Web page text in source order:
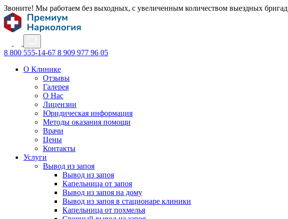
Звоните! Мы работаем без выходных, с увеличенным количеством выездных бригад
8 800 555-14-67 8 909 977 96 05
О Клинике
Отзывы
Галерея
О Нас
Лицензии
Юридическая информация
Методы оказания помощи
Врачи
Цены
Контакты
Услуги
Вывод из запоя
Вывод из запоя
Капельница от запоя
Вывод из запоя на дому
Вывод из запоя в стационаре клиники
Капельница от похмелья